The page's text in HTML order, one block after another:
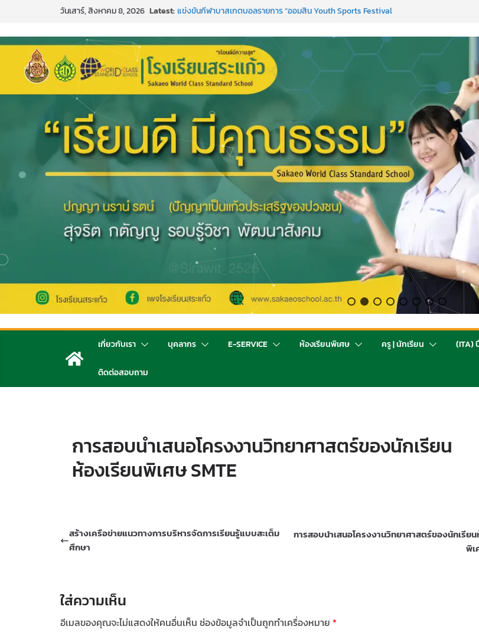
content
วันเสาร์, สิงหาคม 8, 2026 Latest:การพัฒนานวัตกรรมบอร์ดเกม เพื่อการเรียนรู้เชิงรุก ประจำปี 2569
ค่ายภาษาและวัฒนธรรม Languages & Cultural.Camp )
กิจกรรมบริจาคโลหิต ยิ่งให้ยิ่งได้ ครั้งที่ 51
กีฬาอีสปอร์ต (FC Online PC)
เกี่ยวกับเรา บุคลากร E-SERVICE ห้องเรียนพิเศษ ครู | นักเรียน (ITA)
ติดต่อสอบถาม
การสอบนำเสนอโครงงานวิทยาศาสตร์ของนักเรียน
ห้องเรียนพิเศษ SMTE
สร้างเครือข่ายแนวทางการบริหารจัดการเรียนรู้แบบสะเต็ม
ศึกษา
การสอบนำเสนอโครงงานวิทยาศาสตร์ของนักเรีย
พิเ
ใส่ความเห็น
อีเมลของคุณจะไม่แสดงให้คนอื่นเห็น ช่องข้อมูลจำเป็นถูกทำเครื่องหมาย *